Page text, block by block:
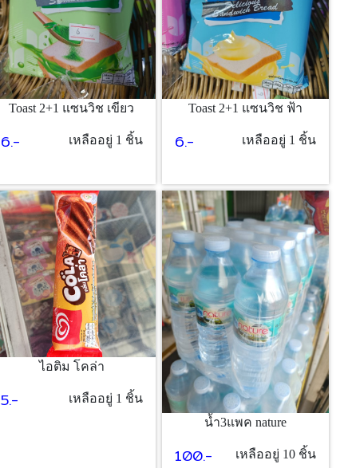
Toast 2+1 แซนวิช เขียว
6.- เหลืออยู่ 1 ชิ้น
Toast 2+1 แซนวิช ฟ้า
6.- เหลืออยู่ 1 ชิ้น
ไอติม โคล่า
5.-
เหลืออยู่ 1 ชิ้น
น้ำ3แพค nature
100.- เหลืออยู่ 10 ชิ้น